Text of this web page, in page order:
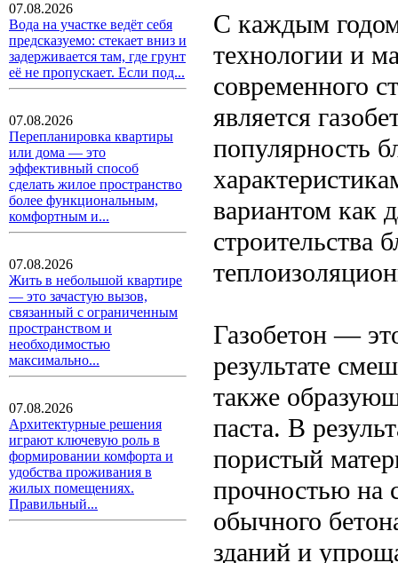
07.08.2026
Вода на участке ведёт себя
предсказуемо: стекает вниз и
задерживается там, где грунт
её не пропускает. Если под...
07.08.2026
Перепланировка квартиры
или дома — это
эффективный способ
сделать жилое пространство
более функциональным,
комфортным и...
07.08.2026
Жить в небольшой квартире
— это зачастую вызов,
связанный с ограниченным
пространством и
необходимостью
максимально...
07.08.2026
Архитектурные решения
играют ключевую роль в
формировании комфорта и
удобства проживания в
жилых помещениях.
Правильный...
С каждым годом
технологии и
современного
является
популярность
вариантом как
строительства
Газобетон —
результате
также
паста. В
пористый
прочностью на
обычного
зданий и